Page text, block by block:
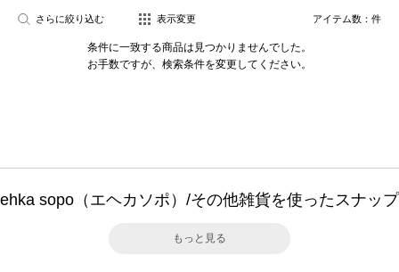
さらに絞り込む 表示変更 アイテム数： 件
条件に一致する商品は見つかりませんでした。
お手数ですが、検索条件を変更してください。
ehka sopo（エヘカソポ）/その他雑貨を使ったスナップ
もっと見る